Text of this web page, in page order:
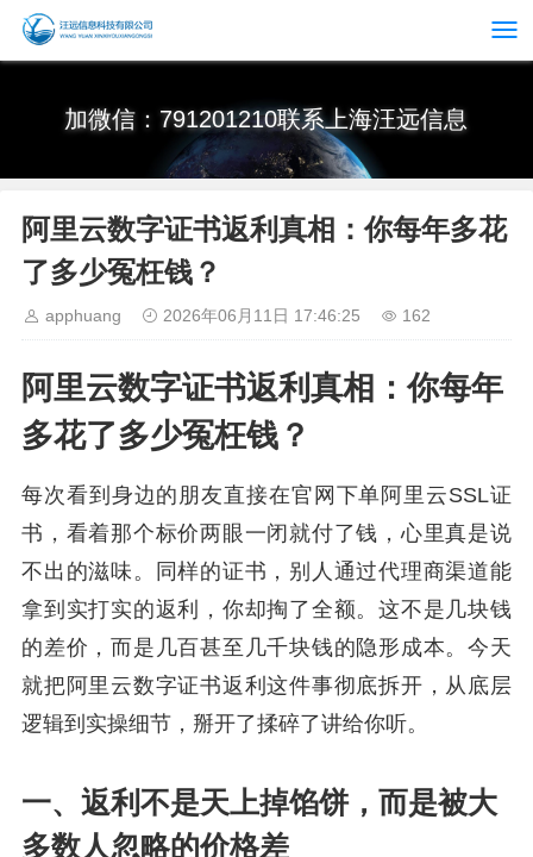
加微信：791201210联系上海汪远信息
阿里云数字证书返利真相：你每年多花
了多少冤枉钱？
apphuang 2026年06月11日 17:46:25 162
阿里云数字证书返利真相：你每年
多花了多少冤枉钱？
每次看到身边的朋友直接在官网下单阿里云SSL证
书，看着那个标价两眼一闭就付了钱，心里真是说
不出的滋味。同样的证书，别人通过代理商渠道能
拿到实打实的返利，你却掏了全额。这不是几块钱
的差价，而是几百甚至几千块钱的隐形成本。今天
就把阿里云数字证书返利这件事彻底拆开，从底层
逻辑到实操细节，掰开了揉碎了讲给你听。
一、返利不是天上掉馅饼，而是被大
多数人忽略的价格差